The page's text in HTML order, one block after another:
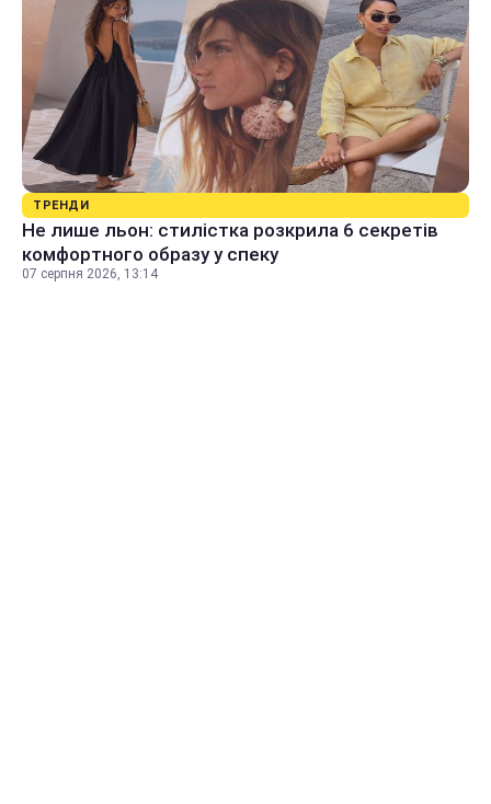
ТРЕНДИ
Не лише льон: стилістка розкрила 6 секретів
комфортного образу у спеку
07 серпня 2026, 13:14